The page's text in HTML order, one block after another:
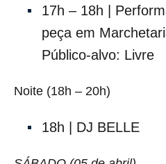
17h – 18h |
peça em
Público-alvo: Livre
Noite (18h – 20h)
18h | DJ BELLE